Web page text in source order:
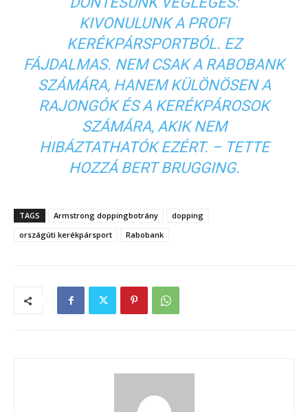
KIVONULUNK A PROFI
KERÉKPÁRSPORTBÓL. EZ
FÁJDALMAS. NEM CSAK A RABOBANK
SZÁMÁRA, HANEM KÜLÖNÖSEN A
RAJONGÓK ÉS A KERÉKPÁROSOK
SZÁMÁRA, AKIK NEM
HIBÁZTATHATÓK EZÉRT. – TETTE
HOZZÁ BERT BRUGGING.
TAGS Armstrong doppingbotrány
dopping
országúti kerékpársport
Rabobank